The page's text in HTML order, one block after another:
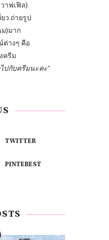
าฟเฟิล)
ว ถ่ายรูป
)มาก
ต่างๆ คือ
ครีม
ปกับครีมนะคะ"
TWITTER
PINTEREST